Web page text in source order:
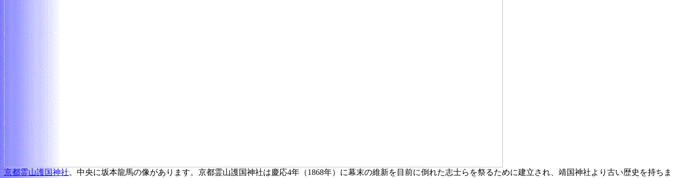
京都霊山護国神社。中央に坂本龍馬の像があります。京都霊山護国神社は慶応4年（1868年）に幕末の維新を目前に倒れた志士らを祭るために建立され、靖国神社より古い歴史を持ちま